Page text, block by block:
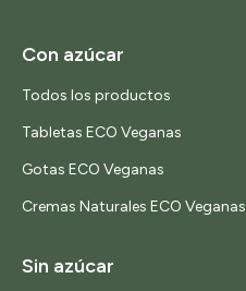
Con azúcar
Todos los productos
Tabletas ECO Veganas
Gotas ECO Veganas
Cremas Naturales ECO Veganas
Sin azúcar